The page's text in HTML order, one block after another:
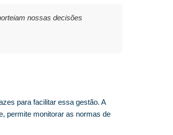
nossas decisões
para facilitar essa gestão. A
permite monitorar as normas de